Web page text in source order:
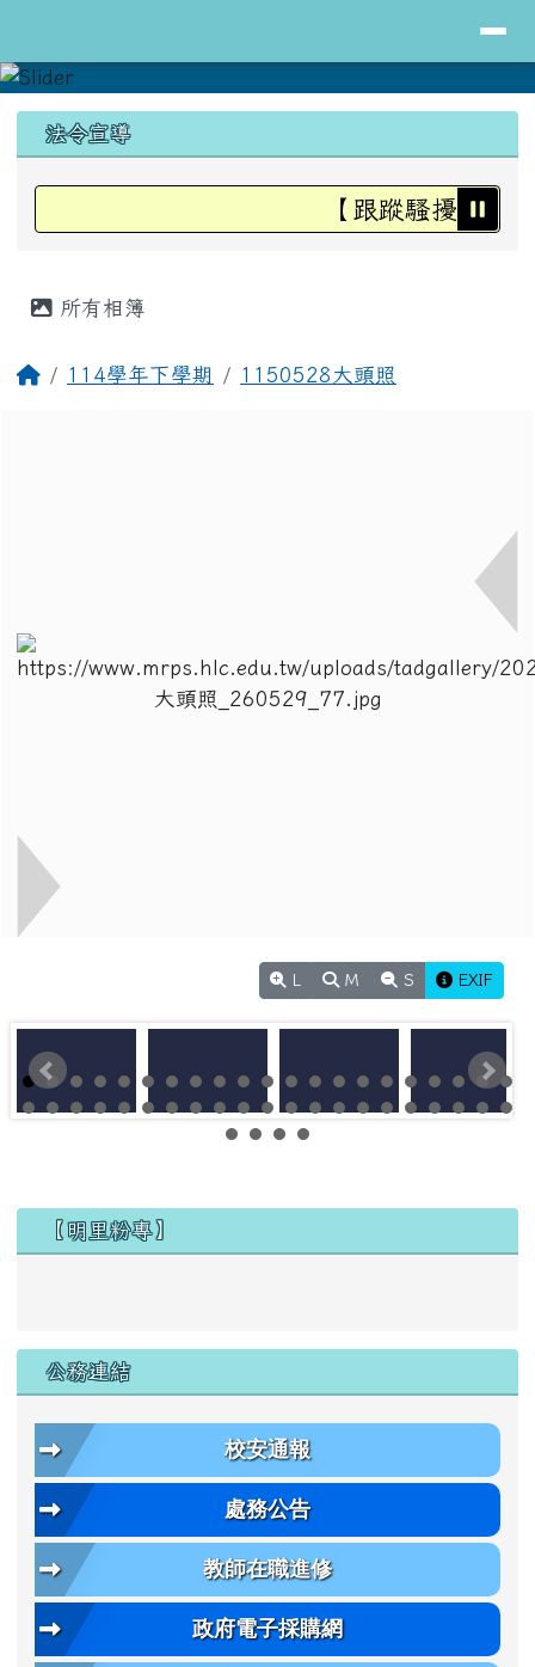
上中區域內容
法令宣導
【跟蹤騷擾防治
所有相簿
回首頁114學年下學期 1150528大頭照
M S EXIF
左邊區域內容
【明里粉專】
公務連結
校安通報
處務公告
教師在職進修
政府電子採購網
頁尾區域